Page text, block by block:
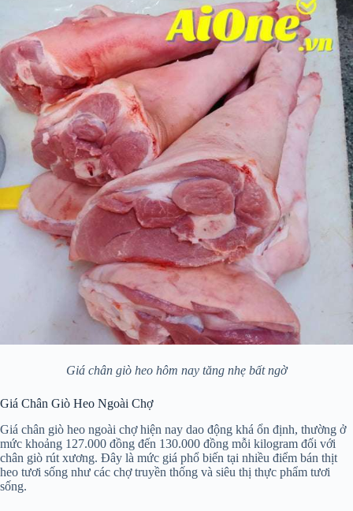
Giá chân giò heo hôm nay tăng nhẹ bất ngờ
Giá Chân Giò Heo Ngoài Chợ
Giá chân giò heo ngoài chợ hiện nay dao động khá ổn định, thường ở
mức khoảng 127.000 đồng đến 130.000 đồng mỗi kilogram đối với
chân giò rút xương. Đây là mức giá phổ biến tại nhiều điểm bán thịt
heo tươi sống như các chợ truyền thống và siêu thị thực phẩm tươi
sống.